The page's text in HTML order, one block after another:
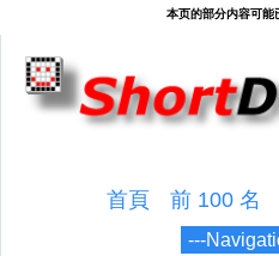
首頁 前 100 名